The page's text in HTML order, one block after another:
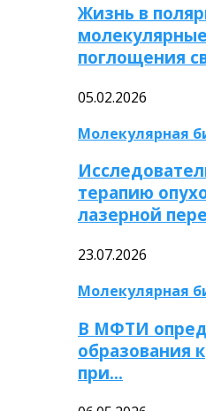
Жизнь в
поглощения
05.02.2026
Молекулярная
терапию
лазерной
23.07.2026
Молекулярная
В МФТИ
образования
при…